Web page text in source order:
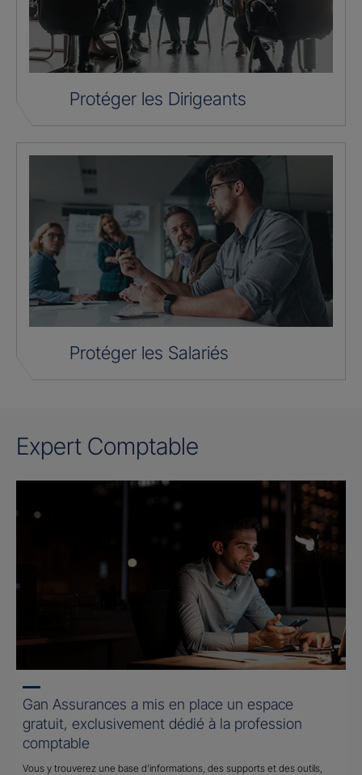
Protéger les Dirigeants
Protéger les Salariés
Expert Comptable
Gan Assurances a mis en place un espace
gratuit, exclusivement dédié à la profession
comptable
Vous y trouverez une base d’informations, des supports et des outils,